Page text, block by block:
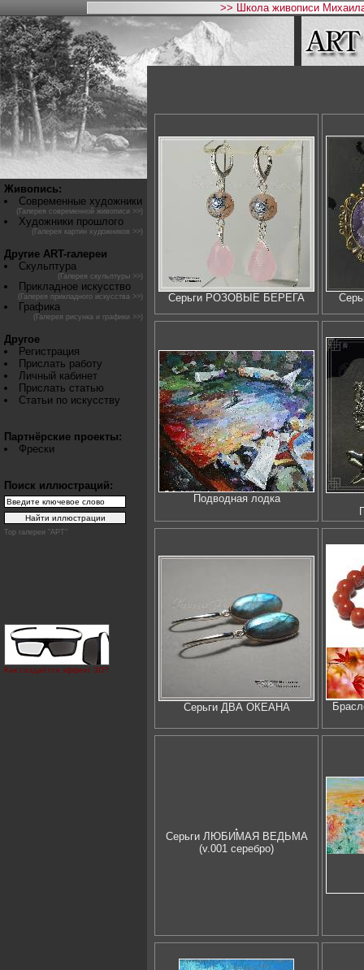
>> Школа живописи
Живопись:
Современные художники
(Галерея современной живописи >>)
Художники прошлого
(Галерея картин художников >>)
Другие ART-галереи
Скульптура
(Галерея скульптуры >>)
Прикладное искусство
(Галерея прикладного искусства >>)
Графика
(Галерея рисунка и графики >>)
Другое
Регистрация
Прислать работу
Личный кабинет
Прислать статью
Статьи по искусству
Партнёрские проекты:
Фрески
Поиск иллюстраций:
Top галереи "АРТ"
Как создаётся эффект 3D?
Серьги РОЗОВЫЕ БЕРЕГА
Подводная лодка
Серьги ДВА ОКЕАНА
Серьги ЛЮБИМАЯ ВЕДЬМА
(v.001 серебро)